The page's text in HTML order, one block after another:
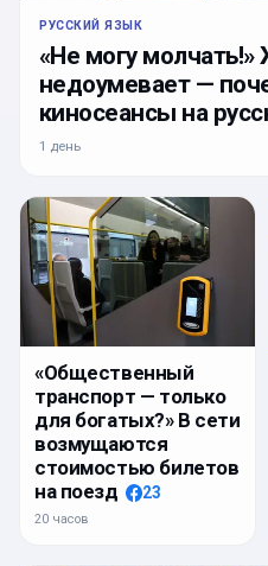
РУССКИЙ ЯЗЫК
«Не могу
недоумевает —
киносеансы на
1 день
«Общественный
транспорт — только
для богатых?» В сети
возмущаются
стоимостью билетов
на поезд
23
20 часов